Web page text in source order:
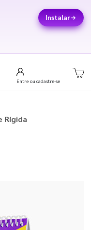
Instalar
Entre ou cadastre-se
Rígida